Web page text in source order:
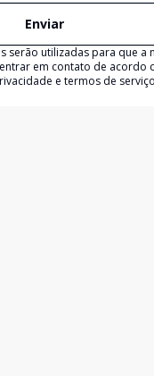
Enviar
serão utilizadas para que a
em contato de acordo
e termos de serviço